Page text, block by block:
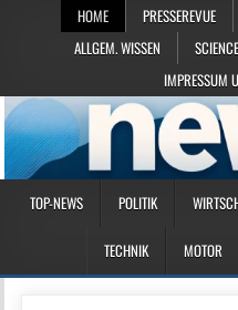
HOME PRESSEREVUE
ALLGEM. WISSEN
IMPRESSUM
TOP-NEWS POLITIK
TECHNIK MOTOR